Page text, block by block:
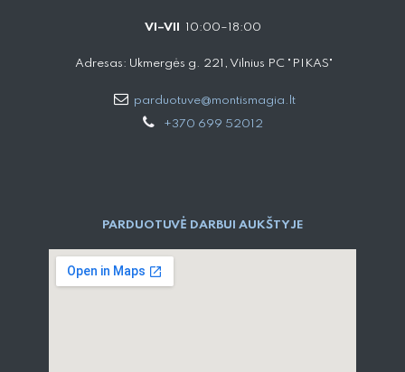
VI–VII 10:00–18:00
Adresas: Ukmergės g. 221, Vilnius PC "PIKAS"
parduotuve@montismagia.lt
+370 699 52012
PARDUOTUVĖ DARBUI AUKŠTYJE